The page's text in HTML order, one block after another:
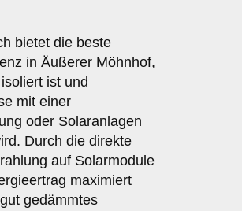
bietet die beste
in Äußerer Möhnhof,
ist und
mit einer
oder Solaranlagen
Durch die direkte
auf Solarmodule
maximiert
gedämmtes